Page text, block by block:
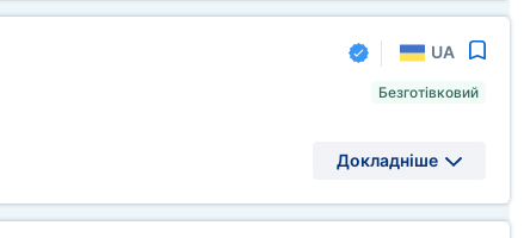
UA
Безготівковий
Докладніше